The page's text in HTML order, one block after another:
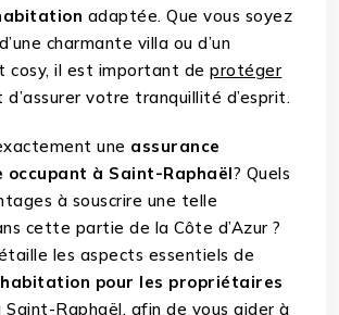
adaptée. Que vous soyez
charmante villa ou d’un
cosy, il est important deprotéger
d’assurer votre tranquillité d’esprit.
une assurance
à Saint-Raphaël? Quels
à souscrire une telle
cette partie de la Côte d’Azur ?
les aspects essentiels de
pour les propriétaires
Saint-Raphaël, afin de vous aider à